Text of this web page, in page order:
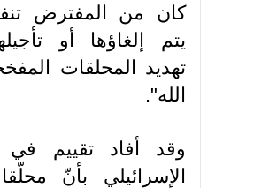
كان من المفترض
يتم إلغاؤها أو
تهديد المحلقات
الله".
وقد أفاد تقييم
الإسرائيلي بأنّ